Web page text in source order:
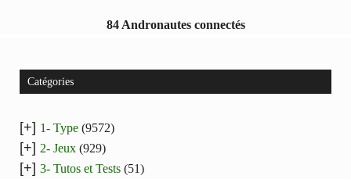
84 Andronautes connectés
Catégories
[+] 1- Type (9572)
[+] 2- Jeux (929)
[+] 3- Tutos et Tests (51)